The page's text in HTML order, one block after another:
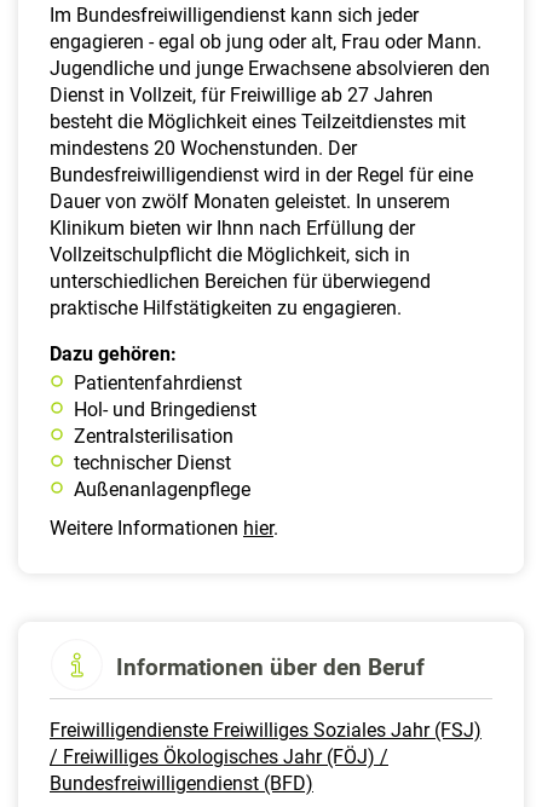
Im Bundesfreiwilligendienst kann sich jeder
engagieren - egal ob jung oder alt, Frau oder Mann.
Jugendliche und junge Erwachsene absolvieren den
Dienst in Vollzeit, für Freiwillige ab 27 Jahren
besteht die Möglichkeit eines Teilzeitdienstes mit
mindestens 20 Wochenstunden. Der
Bundesfreiwilligendienst wird in der Regel für eine
Dauer von zwölf Monaten geleistet. In unserem
Klinikum bieten wir Ihnn nach Erfüllung der
Vollzeitschulpflicht die Möglichkeit, sich in
unterschiedlichen Bereichen für überwiegend
praktische Hilfstätigkeiten zu engagieren.
Dazu gehören:
Patientenfahrdienst
Hol- und Bringedienst
Zentralsterilisation
technischer Dienst
Außenanlagenpflege
Weitere Informationen hier.
Informationen über den Beruf
Freiwilligendienste Freiwilliges Soziales Jahr (FSJ)
/ Freiwilliges Ökologisches Jahr (FÖJ) /
Bundesfreiwilligendienst (BFD)